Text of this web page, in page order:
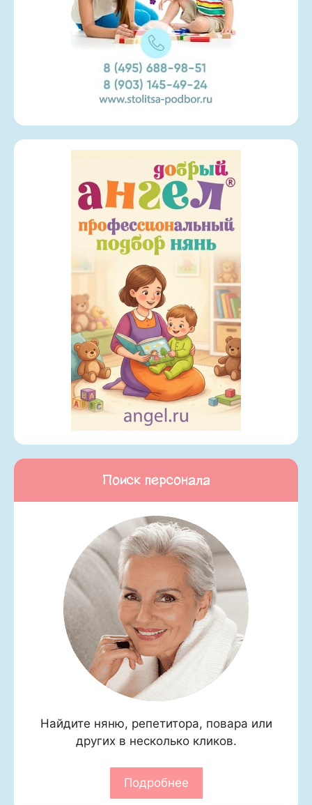
Поиск персонала
Найдите няню, репетитора, повара или
других в несколько кликов.
Подробнее